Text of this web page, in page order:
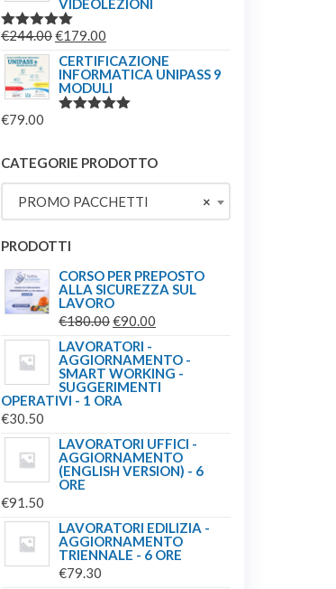
VIDEOLEZIONI
VALUTATO
5.00SU 5
€244.00IL
PREZZO
ORIGINALE
ERA:
€179.00
PREZZO
ATTUALE
È:
CERTIFICAZIONE
INFORMATICA UNIPASS 9
MODULI
€79.00
CATEGORIE PRODOTTO
×
PROMO PACCHETTI
PRODOTTI
CORSO PER PREPOSTO
ALLA SICUREZZA SUL
LAVORO
€180.00IL
PREZZO
ORIGINALE
ERA:
€180.00.
€90.00
ATTUALE
È:
LAVORATORI -
AGGIORNAMENTO -
SMART WORKING -
SUGGERIMENTI
OPERATIVI - 1 ORA
€30.50
LAVORATORI UFFICI -
AGGIORNAMENTO
(ENGLISH VERSION) - 6
ORE
€91.50
LAVORATORI EDILIZIA -
AGGIORNAMENTO
TRIENNALE - 6 ORE
€79.30